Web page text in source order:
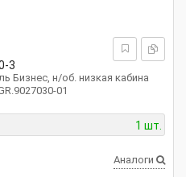
3
Бизнес, н/об. низкая кабина
01
1 шт.
Аналоги